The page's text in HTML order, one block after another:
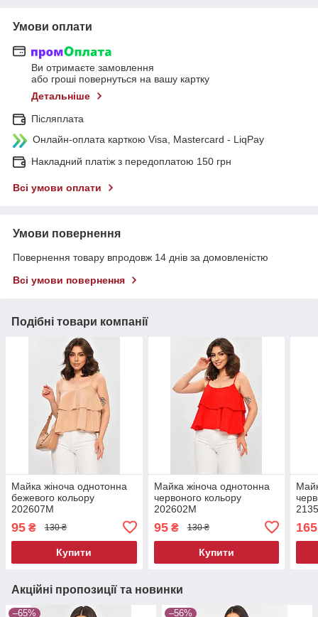
Умови оплати
Ви отримаєте замовлення
або гроші повернуться на вашу картку
Детальніше
Післяплата
Онлайн-оплата карткою Visa, Mastercard - LiqPay
Накладний платіж з передоплатою 150 грн
Всі умови оплати
Умови повернення
Повернення товару впродовж 14 днів за домовленістю
Всі умови повернення
Подібні товари компанії
Майка жіноча однотонна
бежевого кольору
202607M
95 ₴ 130 ₴
Купити
Майка жіноча однотонна
червоного кольору
202602M
95₴ 130 ₴
Купити
165
Акційні пропозиції та новинки
–65% –56%